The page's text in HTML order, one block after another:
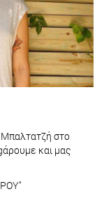
στο
και μας